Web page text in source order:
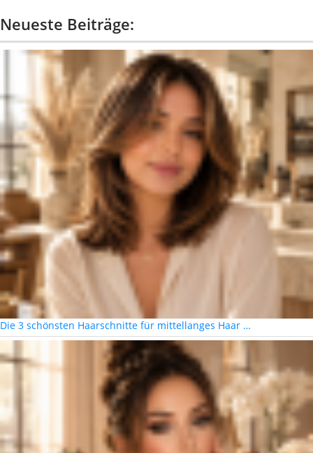
Neueste Beiträge:
Die 3 schönsten Haarschnitte für mittellanges Haar …